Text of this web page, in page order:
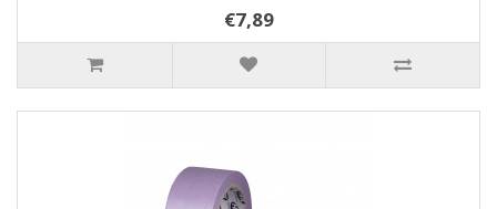
€7,89